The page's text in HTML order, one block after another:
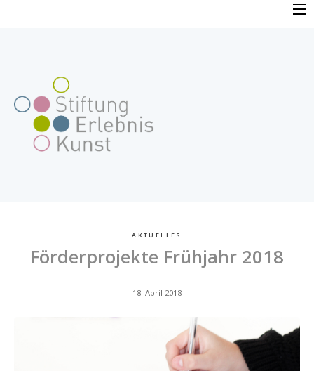
AKTUELLES
AKTUELLES
Förderprojekte Frühjahr 2018
18. April 2018